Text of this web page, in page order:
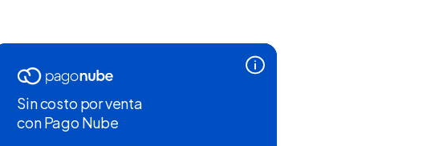
Sin costo por venta
con Pago Nube